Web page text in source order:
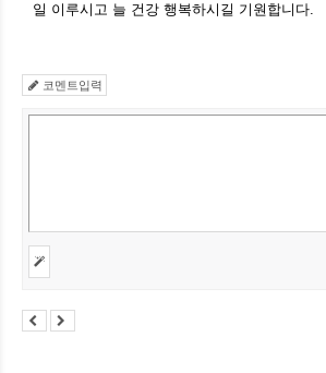
일 이루시고 늘 건강 행복하시길 기원합니다.
코멘트입력